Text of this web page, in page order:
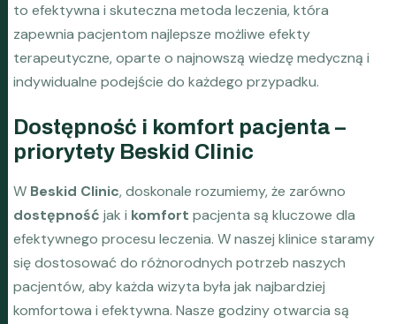
to efektywna i skuteczna metoda leczenia, która
zapewnia pacjentom najlepsze możliwe efekty
terapeutyczne, oparte o najnowszą wiedzę medyczną i
indywidualne podejście do każdego przypadku.
Dostępność i komfort pacjenta –
priorytety Beskid Clinic
W Beskid Clinic, doskonale rozumiemy, że zarówno
dostępność jak i komfort pacjenta są kluczowe dla
efektywnego procesu leczenia. W naszej klinice staramy
się dostosować do różnorodnych potrzeb naszych
pacjentów, aby każda wizyta była jak najbardziej
komfortowa i efektywna. Nasze godziny otwarcia są